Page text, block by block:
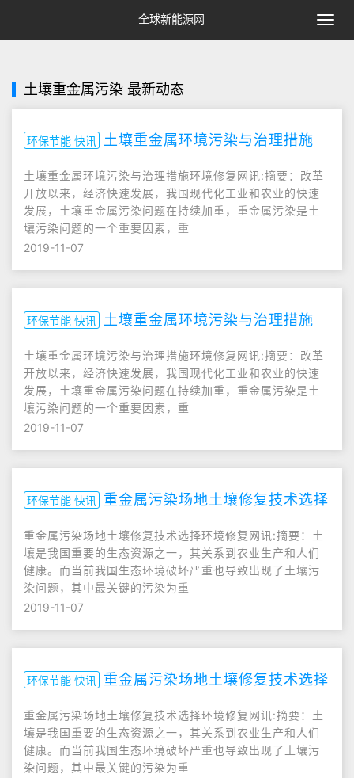
切
换
全球新能源网
土壤重金属污染 最新动态
环保节能 快讯 土壤重金属环境污染与治理措施
土壤重金属环境污染与治理措施环境修复网讯:摘要：改革
开放以来，经济快速发展，我国现代化工业和农业的快速
发展，土壤重金属污染问题在持续加重，重金属污染是土
壤污染问题的一个重要因素，重
2019-11-07
环保节能 快讯 土壤重金属环境污染与治理措施
土壤重金属环境污染与治理措施环境修复网讯:摘要：改革
开放以来，经济快速发展，我国现代化工业和农业的快速
发展，土壤重金属污染问题在持续加重，重金属污染是土
壤污染问题的一个重要因素，重
2019-11-07
环保节能 快讯 重金属污染场地土壤修复技术选择
重金属污染场地土壤修复技术选择环境修复网讯:摘要：土
壤是我国重要的生态资源之一，其关系到农业生产和人们
健康。而当前我国生态环境破坏严重也导致出现了土壤污
染问题，其中最关键的污染为重
2019-11-07
环保节能 快讯 重金属污染场地土壤修复技术选择
重金属污染场地土壤修复技术选择环境修复网讯:摘要：土
壤是我国重要的生态资源之一，其关系到农业生产和人们
健康。而当前我国生态环境破坏严重也导致出现了土壤污
染问题，其中最关键的污染为重